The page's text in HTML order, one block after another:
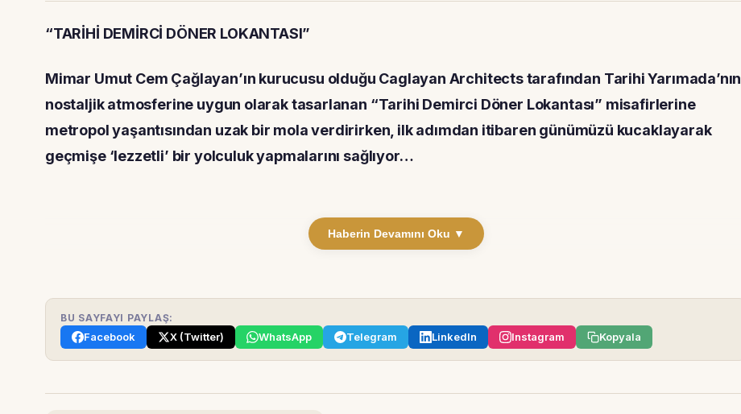
“TARİHİ DEMİRCİ DÖNER LOKANTASI”
Mimar Umut Cem Çağlayan’ın kurucusu olduğu Caglayan Architects tarafından Tarihi Yarımada’nın
nostaljik atmosferine uygun olarak tasarlanan “Tarihi Demirci Döner Lokantası” misafirlerine
metropol yaşantısından uzak bir mola verdirirken, ilk adımdan itibaren günümüzü kucaklayarak
geçmişe ‘lezzetli’ bir yolculuk yapmalarını sağlıyor…
Haberin Devamını Oku ▼
BU SAYFAYI PAYLAŞ:
Facebook X (Twitter) WhatsApp Telegram LinkedIn Instagram Kopyala